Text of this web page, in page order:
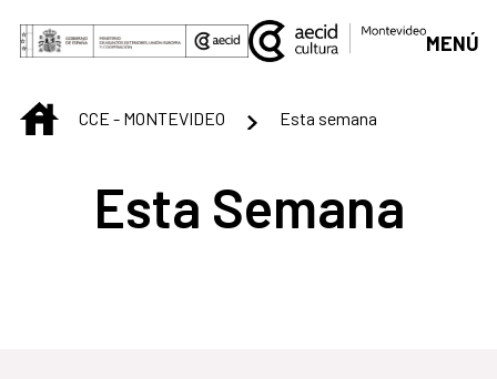
Saltar al contenido principal
MENÚ
INICIOCCE - MONTEVIDEO Esta semana
Esta Semana